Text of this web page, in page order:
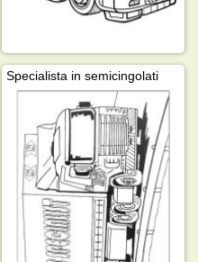
Specialista in semicingolati